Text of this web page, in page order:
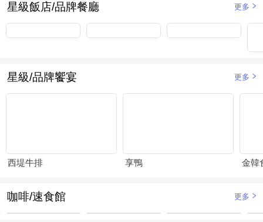
星級飯店/品牌餐廳 更多
星級/品牌饗宴 更多
西堤牛排 享鴨 金韓
咖啡/速食館 更多